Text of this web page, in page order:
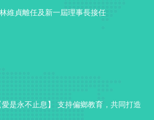
維貞離任及新一屆理事長接任
愛是永不止息】 支持偏鄉教育，共同打造